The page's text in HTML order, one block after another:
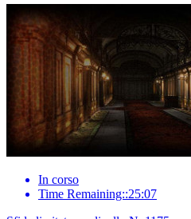
In corso
Time Remaining::25:07